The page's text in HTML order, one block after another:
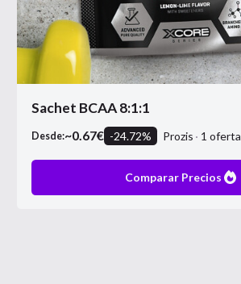
Sachet BCAA 8:1:1
Desde:~0.67€ -24.72% Prozis 1 oferta
Comparar Precios